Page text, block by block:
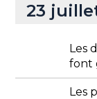
23
Les
font
Les